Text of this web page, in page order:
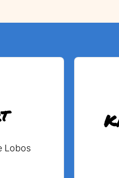
Lobos